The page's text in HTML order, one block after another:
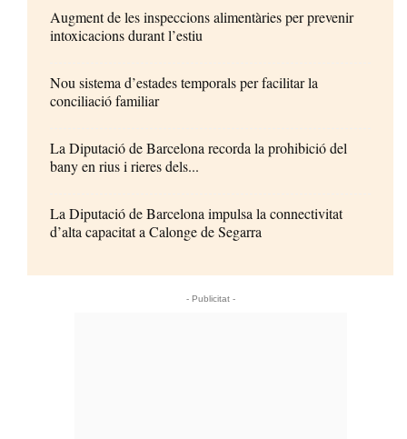
Augment de les inspeccions alimentàries per prevenir
intoxicacions durant l’estiu
Nou sistema d’estades temporals per facilitar la
conciliació familiar
La Diputació de Barcelona recorda la prohibició del
bany en rius i rieres dels...
La Diputació de Barcelona impulsa la connectivitat
d’alta capacitat a Calonge de Segarra
- Publicitat -